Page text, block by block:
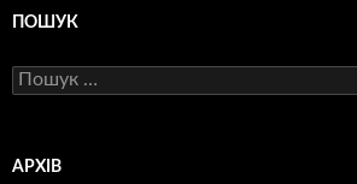
ПОШУК
Пошук:
АРХІВ